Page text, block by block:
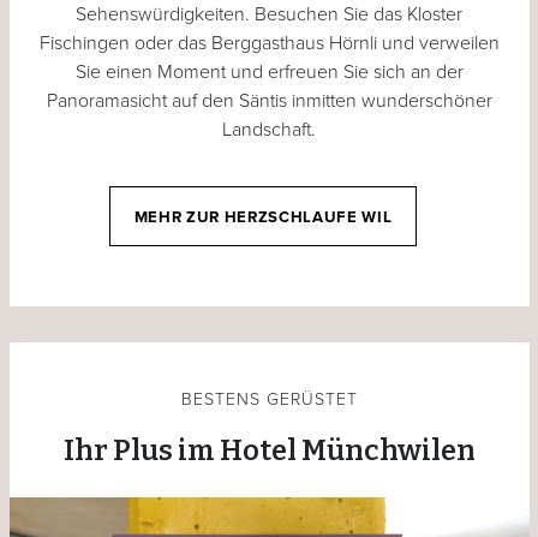
Sehenswürdigkeiten. Besuchen Sie das Kloster
Fischingen oder das Berggasthaus Hörnli und verweilen
Sie einen Moment und erfreuen Sie sich an der
Panoramasicht auf den Säntis inmitten wunderschöner
Landschaft.
MEHR ZUR HERZSCHLAUFE WIL
BESTENS GERÜSTET
Ihr Plus im Hotel Münchwilen